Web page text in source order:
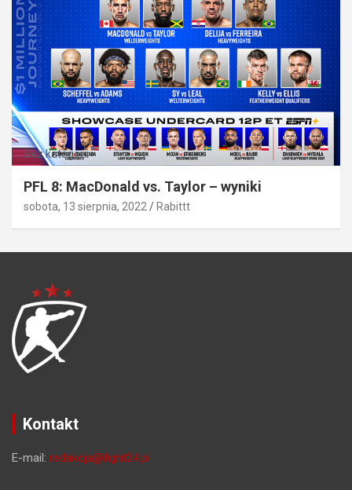
Bez kategorii
PFL 8: MacDonald vs. Taylor – wyniki
sobota, 13 sierpnia, 2022 Rabittt
Kontakt
E-mail: redakcja@fight24.pl